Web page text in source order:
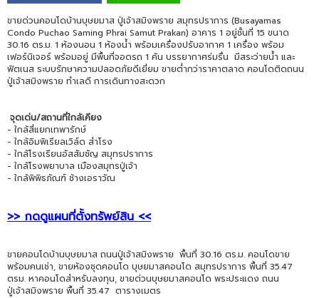
ขายด่วนคอนโดบ้านบุษยมาส ปู่เจ้าสมิงพราย สมุทรปราการ (Busayamas
Condo Puchao Saming Phrai Samut Prakan) อาคาร 1 อยู่ชั้นที่ 15 ขนาด
30.16 ตร.ม. 1 ห้องนอน 1 ห้องน้ำ พร้อมเครื่องปรับอากาศ 1 เครื่อง พร้อม
เฟอร์นิเจอร์ พร้อมอยู่ มีพื้นที่จอดรถ 1 คัน บรรยากาศร่มรื่น มีสระว่ายน้ำ และ
ฟิตเนส ระบบรักษาความปลอดภัยดีเยี่ยม ขายต่ำกว่าราคาตลาด คอนโดติดถนน
ปู่เจ้าสมิงพราย ทำเลดี การเดินทางสะดวก
จุดเด่น/สถานที่ใกล้เคียง
- ใกล้สี่แยกเทพารักษ์
- ใกล้อิมพิเรียลเวิล์ด สำโรง
- ใกล้โรงเรียนอัสสัมชัญ สมุทรปราการ
- ใกล้โรงพยาบาล เมืองสมุทรปู่เจ้า
- ใกล้พิพิธภัณฑ์ ช้างเอราวัณ
>> กดดูแผนที่ตั้งทรัพย์สิน <<
ขายคอนโดบ้านบุษยมาส ถนนปู่เจ้าสมิงพราย พื้นที่ 30.16 ตร.ม. คอนโดขาย
พร้อมคนเช่า, ขายห้องชุดคอนโด บุษยมาสคอนโด สมุทรปราการ พื้นที่ 35.47
ตรม. หาคอนโดสำหรับลงทุน, ขายด่วนบุษยมาสคอนโด พระประแดง ถนน
ปู่เจ้าสมิงพราย พื้นที่ 35.47 ตารางเมตร